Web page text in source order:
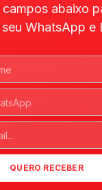
campos abaixo
WhatsApp e
QUERO RECEBER